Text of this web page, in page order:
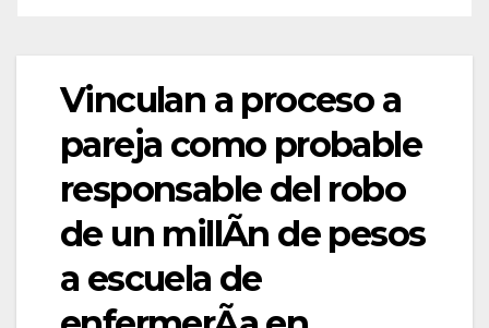
Vinculan a proceso a
pareja como probable
responsable del robo
de un millÃn de pesos
a escuela de